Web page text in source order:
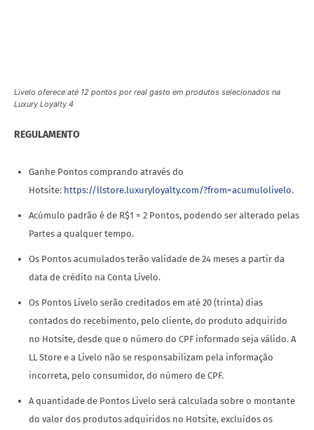
Livelo oferece até 12 pontos por real gasto em produtos selecionados na
Luxury Loyalty 4
REGULAMENTO
Ganhe Pontos comprando através do
Hotsite: https://llstore.luxuryloyalty.com/?from=acumulolivelo.
Acúmulo padrão é de R$1 = 2 Pontos, podendo ser alterado pelas
Partes a qualquer tempo.
Os Pontos acumulados terão validade de 24 meses a partir da
data de crédito na Conta Livelo.
Os Pontos Livelo serão creditados em até 20 (trinta) dias
contados do recebimento, pelo cliente, do produto adquirido
no Hotsite, desde que o número do CPF informado seja válido. A
LL Store e a Livelo não se responsabilizam pela informação
incorreta, pelo consumidor, do número de CPF.
A quantidade de Pontos Livelo será calculada sobre o montante
do valor dos produtos adquiridos no Hotsite, excluídos os